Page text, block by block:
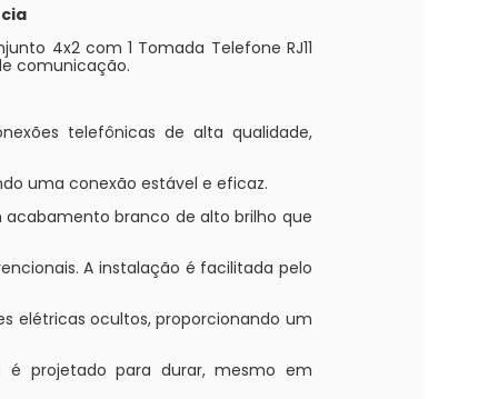
4x2 com 1 Tomada Telefone RJ11
comunicação.
telefônicas de alta qualidade,
uma conexão estável e eficaz.
branco de alto brilho que
A instalação é facilitada pelo
elétricas ocultos, proporcionando um
é projetado para durar, mesmo em